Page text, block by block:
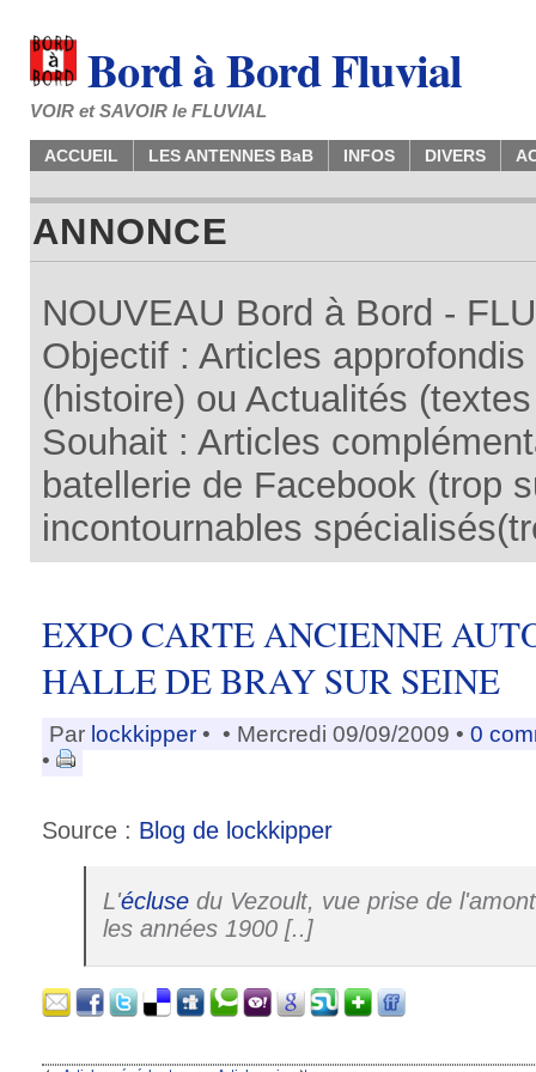
Bord à Bord Fluvial
VOIR et SAVOIR le FLUVIAL
ACCUEIL LES ANTENNES BaB INFOS DIVERS
ANNONCE
NOUVEAU Bord à Bord -
Objectif : Articles
(histoire) ou Actualités
Souhait : Articles
batellerie de Facebook (trop
incontournables
EXPO CARTE ANCIENNE
HALLE DE BRAY SUR SEINE
Par lockkipper • • Mercredi 09/09/2009 • 0
•
Source : Blog de lockkipper
L'écluse du Vezoult, vue prise de
les années 1900 [..]